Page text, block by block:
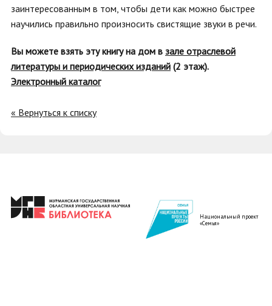
заинтересованным в том, чтобы дети как можно быстрее
научились правильно произносить свистящие звуки в речи.
Вы можете взять эту книгу на дом в зале отраслевой
литературы и периодических изданий (2 этаж).
Электронный каталог
« Вернуться к списку
Национальный проект
«Семья»